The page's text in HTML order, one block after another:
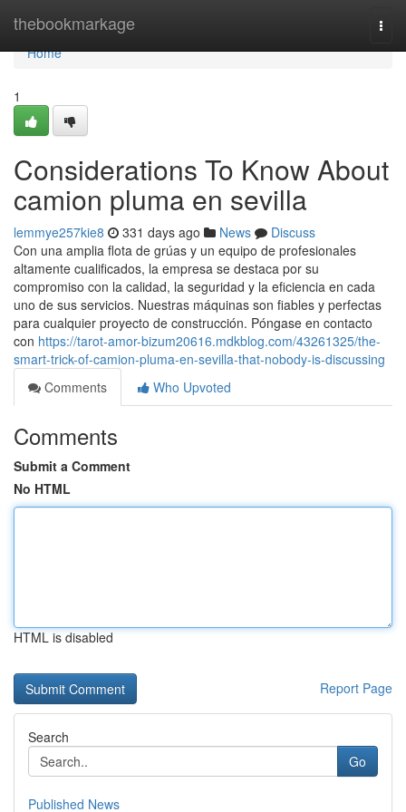
thebookmarkage
Home
Home
1
Considerations To Know About
camion pluma en sevilla
lemmye257kie8 331 days ago News
Discuss
Con una amplia flota de grúas y un equipo de profesionales
altamente cualificados, la empresa se destaca por su
compromiso con la calidad, la seguridad y la eficiencia en cada
uno de sus servicios. Nuestras máquinas son fiables y perfectas
para cualquier proyecto de construcción. Póngase en contacto
con https://tarot-amor-bizum20616.mdkblog.com/43261325/the-
smart-trick-of-camion-pluma-en-sevilla-that-nobody-is-discussing
Comments
Who Upvoted
Comments
Submit a Comment
No HTML
HTML is disabled
Report Page
Search
Go
Published News